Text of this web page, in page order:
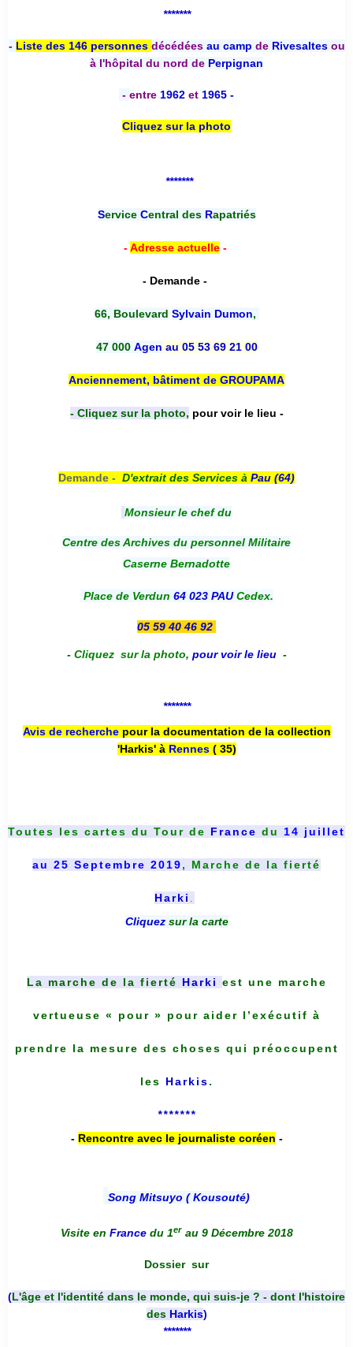
*******
- Liste des 146 personnes décédées au camp deRivesaltesou
à l'hôpital du nord de Perpignan
- entre 1962 et 1965 -
Cliquez sur la photo
*******
Service Central desRapatriés
-Adresse actuelle-
- Demande -
66, Boulevard Sylvain Dumon,
47 000 Agen au 05 53 69 21 00
Anciennement, bâtiment de GROUPAMA
- Cliquez sur la photo, pour voir le lieu -
Demande - D'extrait des Services à Pau (64)
Monsieur le chef du
Centre des Archives du personnel Militaire
Caserne Bernadotte
Place de Verdun 64 023 PAUCedex.
05 59 40 46 92
- Cliquez sur la photo, pour voir le lieu -
*******
Avis de recherche pour la documentation de la collection
'Harkis' à Rennes( 35)
Toutes les cartes du Tour de France du 14 juillet
au 25 Septembre 2019, Marche de la fierté
Harki
Cliquez sur la carte
La marche de la fierté Harki est une marche
vertueuse « pour » pour aider l’exécutif à
prendre la mesure des choses qui préoccupent
les Harkis.
*******
- Rencontre avec le journaliste coréen -
Song Mitsuyo ( Kousouté)
Visite en France du 1er au 9 Décembre 2018
Dossier sur
(L'âge et l'identité dans le monde, qui suis-je ? - dont l'histoire
des Harkis)
*******